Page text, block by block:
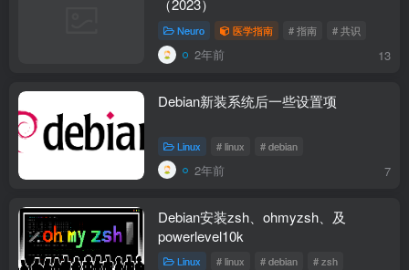
（2023）
Neuro 医学指南 # 指南 # 共识
2年前 13
Debian新装系统后一些设置项
Linux # linux # debian
2年前 7
Debian安装zsh、ohmyzsh、及
powerlevel10k
Linux # linux # debian # zsh